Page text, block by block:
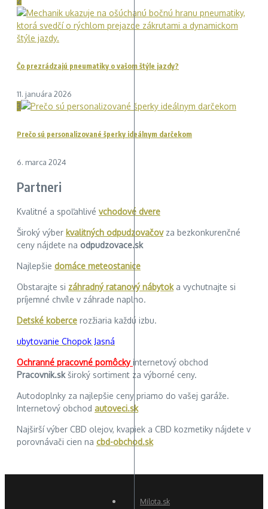
Čo prezrádzajú pneumatiky o vašom štýle jazdy?
11. januára 2026
3
Prečo sú personalizované šperky ideálnym darčekom
6. marca 2024
Partneri
Kvalitné a spoľahlivé vchodové dvere
Široký výber kvalitných odpudzovačovza bezkonkurenčné
ceny nájdete na odpudzovace.sk
Najlepšie domáce meteostanice
Obstarajte si záhradný ratanový nábytoka vychutnajte si
príjemné chvíle v záhrade naplno.
Detské koberce rozžiaria každú izbu.
ubytovanie Chopok Jasná
Ochranné pracovné pomôckyinternetový obchod
Pracovnik.skširoký sortiment za výborné ceny.
Autodoplnky za najlepšie ceny priamo do vašej garáže.
Internetový obchod autoveci.sk
Najširší výber CBD olejov, kvapiek a CBD kozmetiky nájdete v
porovnávači cien na cbd-obchod.sk
Milota.sk